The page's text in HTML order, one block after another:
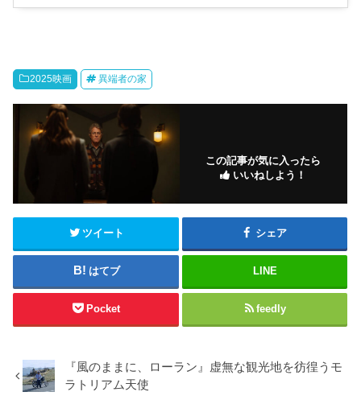
2025映画 異端者の家
この記事が気に入ったら
いいねしよう！
ツイート シェア
はてブ LINE
Pocket feedly
『風のままに、ローラン』虚無な観光地を彷徨うモ
ラトリアム天使